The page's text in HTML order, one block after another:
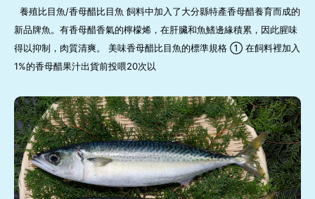
養殖比目魚/香母醋比目魚 飼料中加入了大分縣特產香母醋養育而成的
新品牌魚。有香母醋香氣的檸檬烯，在肝臟和魚鰭邊緣積累，因此腥味
得以抑制，肉質清爽。 美味香母醋比目魚的標準規格 ① 在飼料裡加入
1%的香母醋果汁出貨前投喂20次以